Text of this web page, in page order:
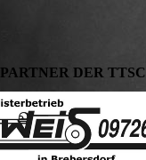
PARTNER DER TTSC